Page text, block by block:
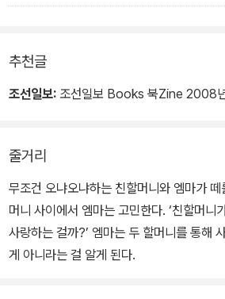
추천글
조선일보: 조선일보 Books 북Zine 2008
줄거리
무조건 오냐오냐하는 친할머니와 엠마가
머니 사이에서 엠마는 고민한다. ‘친할머니
사랑하는 걸까?’ 엠마는 두 할머니를 통해
게 아니라는 걸 알게 된다.